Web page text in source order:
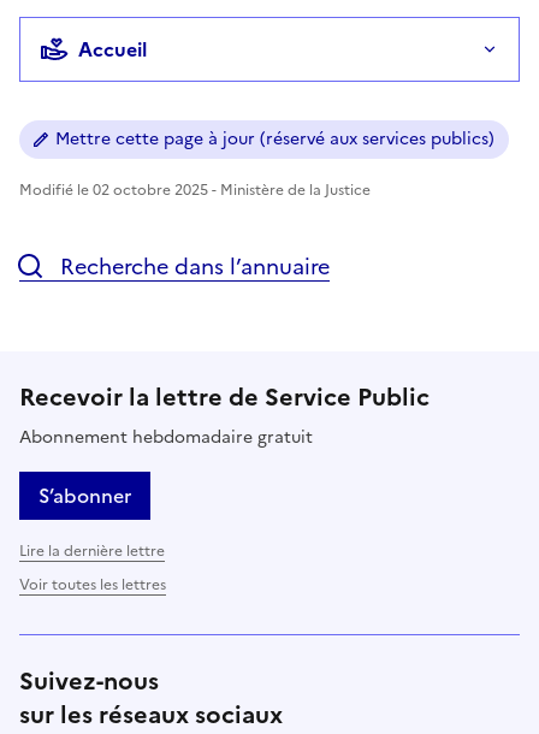
Accueil
Mettre cette page à jour (réservé aux services publics)
Modifié le 02 octobre 2025 - Ministère de la Justice
Recherche dans l’annuaire
Recevoir la lettre de Service Public
Abonnement hebdomadaire gratuit
S’abonner
Lire la dernière lettre
Voir toutes les lettres
Suivez-nous
sur les réseaux sociaux